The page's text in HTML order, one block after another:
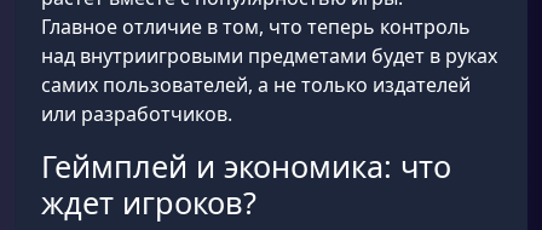
Главное отличие в том, что теперь контроль
над внутриигровыми предметами будет в руках
самих пользователей, а не только издателей
или разработчиков.
Геймплей и экономика: что
ждет игроков?